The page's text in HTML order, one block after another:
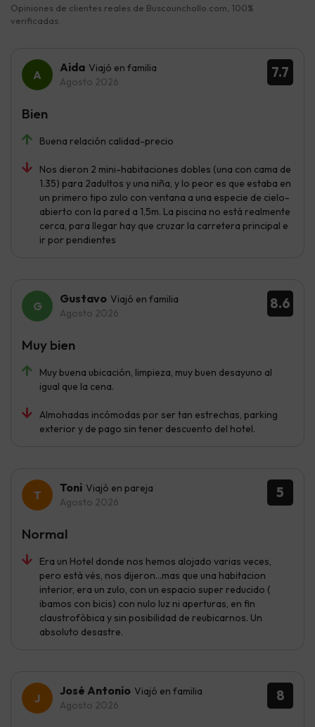
Opiniones de clientes reales de Buscounchollo.com, 100%
verificadas.
7.7
Aida Viajó en familia
Agosto 2026
Buena relación calidad-precio
Nos dieron 2 mini-habitaciones dobles (una con cama de
1.35) para 2adultos y una niña, y lo peor es que estaba en
un primero tipo zulo con ventana a una especie de cielo-
abierto con la pared a 1,5m. La piscina no está realmente
cerca, para llegar hay que cruzar la carretera principal e
ir por pendientes
Bien
8.6
Gustavo Viajó en familia
Agosto 2026
Muy buena ubicación, limpieza, muy buen desayuno al
igual que la cena.
Almohadas incómodas por ser tan estrechas, parking
exterior y de pago sin tener descuento del hotel.
Muy bien
5
Toni Viajó en pareja
Agosto 2026
Era un Hotel donde nos hemos alojado varias veces,
pero està vés, nos dijeron...mas que una habitacion
interior, era un zulo, con un espacio super reducido (
ibamos con bicis) con nulo luz ni aperturas, en fin
claustrofòbica y sin posibilidad de reubicarnos. Un
absoluto desastre.
Normal
8
José Antonio Viajó en familia
Agosto 2026